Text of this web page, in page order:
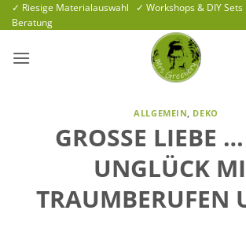
Zum
Inhalt
✓ Riesige Materialauswahl ✓ Workshops & DIY
Beratung
ALLGEMEIN, DEKO
GROSSE LIEBE …
NGLÜCK MIT
RAUMBERUFEN